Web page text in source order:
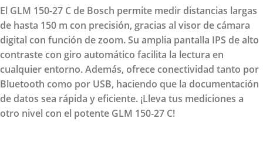
El GLM 150-27 C de Bosch permite medir distancias largas
de hasta 150 m con precisión, gracias al visor de cámara
digital con función de zoom. Su amplia pantalla IPS de alto
contraste con giro automático facilita la lectura en
cualquier entorno. Además, ofrece conectividad tanto por
Bluetooth como por USB, haciendo que la documentación
de datos sea rápida y eficiente. ¡Lleva tus mediciones a
otro nivel con el potente GLM 150-27 C!